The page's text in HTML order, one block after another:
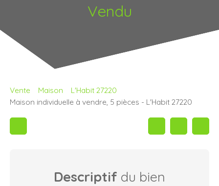
Vendu
Vente Maison
L'Habit 27220
Maison individuelle à vendre, 5 pièces - L'Habit 27220
Descriptif du bien